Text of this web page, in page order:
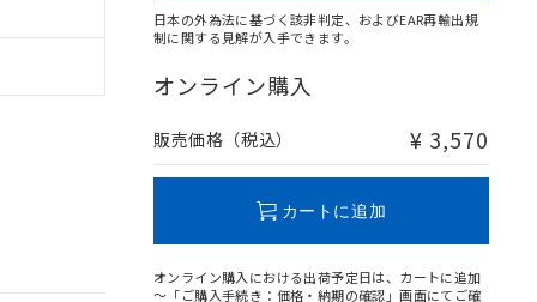
日本の外為法に基づく該非判定、およびEAR再輸出規
制に関する見解が入手できます。
オンライン購入
販売価格（税込） ¥ 3,570
カートに追加
オンライン購入における出荷予定日は、カートに追加
～「ご購入手続き：価格・納期の確認」画面にてご確